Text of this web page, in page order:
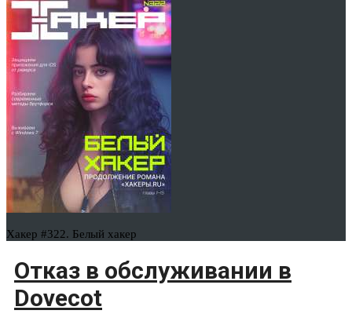
Хакер #322. Белый хакер
Отказ в обслуживании в
Dovecot